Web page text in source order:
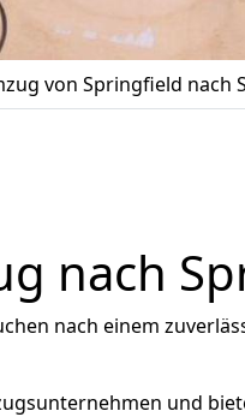
von Springfield nach
nach
nach einem
und